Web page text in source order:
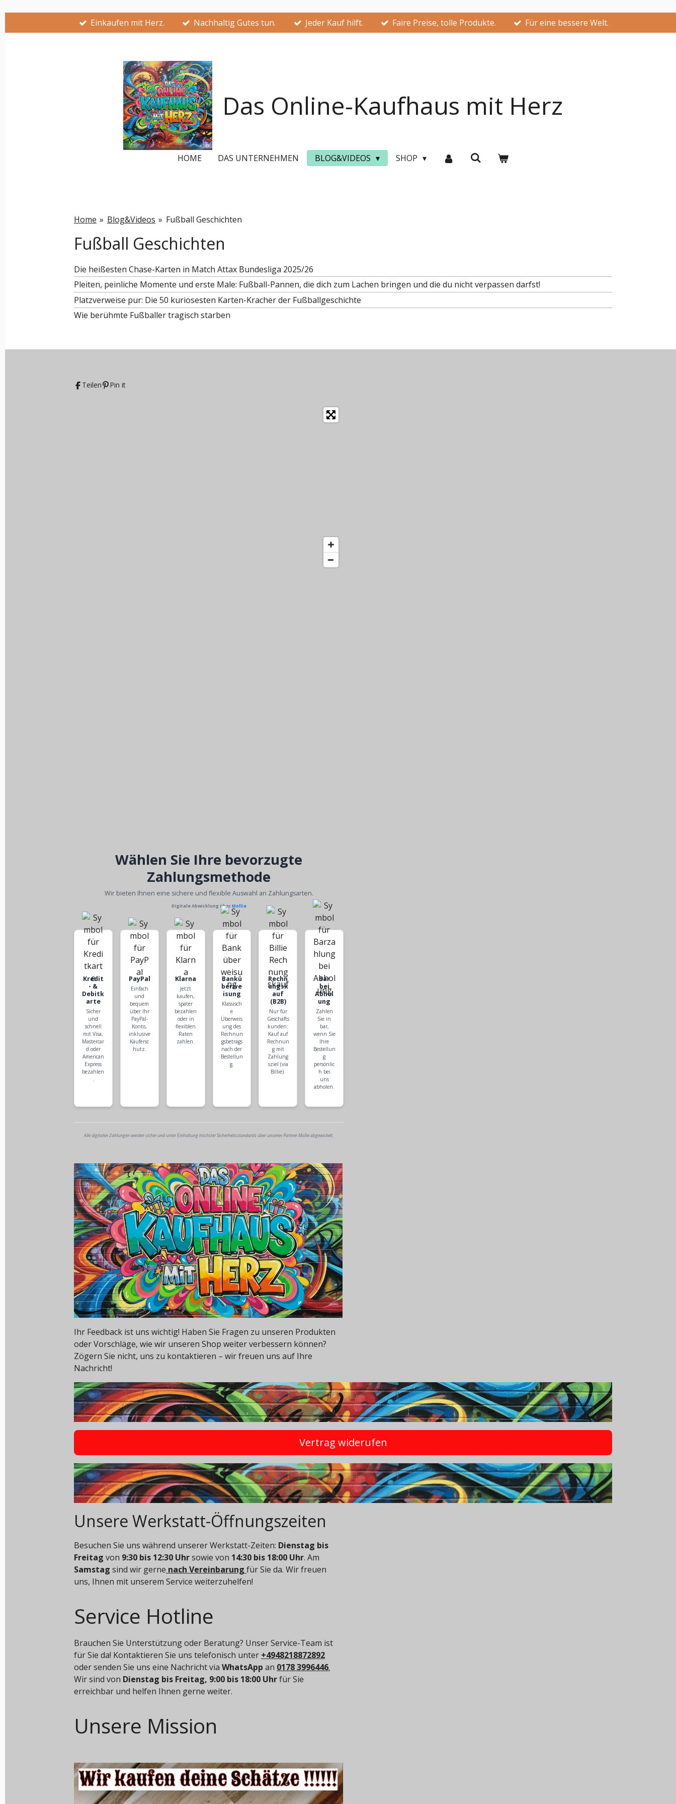
springen
Einkaufen mit Herz. Nachhaltig Gutes tun. Jeder Kauf hilft. Faire Preise, tolle Produkte. Für eine bessere Welt.
Das Online-Kaufhaus mit Herz
HOME DAS UNTERNEHMEN BLOG&VIDEOS SHOP
Home » Blog&Videos » Fußball Geschichten
Fußball Geschichten
Die heißesten Chase-Karten in Match Attax Bundesliga 2025/26
Pleiten, peinliche Momente und erste Male: Fußball-Pannen, die dich zum Lachen bringen und die du nicht verpassen darfst!
Platzverweise pur: Die 50 kuriosesten Karten-Kracher der Fußballgeschichte
Wie berühmte Fußballer tragisch starben
Teilen Pin it
Wählen Sie Ihre bevorzugte
Zahlungsmethode
Wir bieten Ihnen eine sichere und flexible Auswahl an Zahlungsarten.
Digitale Abwicklung überMollie
Kredit
- &
Debitk
arte
Sicher
und
schnell
mit Visa,
Mastercar
d oder
American
Express
bezahlen
.
PayPal
Einfach
und
bequem
über Ihr
PayPal-
Konto,
inklusive
Käufersc
hutz.
Klarna
Jetzt
kaufen,
später
bezahlen
oder in
flexiblen
Raten
zahlen.
Bankü
berwe
isung
Klassisch
e
Überweis
ung des
Rechnun
gsbetrags
nach der
Bestellun
g.
Rechn
ungsk
auf
(B2B)
Nur für
Geschäfts
kunden:
Kauf auf
Rechnun
g mit
Zahlung
sziel (via
Billie).
Bar
bei
Abhol
ung
Zahlen
Sie in
bar,
wenn Sie
Ihre
Bestellun
g
persönlic
h bei
uns
abholen.
Alle digitalen Zahlungen werden sicher und unter Einhaltung höchster Sicherheitsstandards über unseren Partner Mollie abgewickelt.
Ihr Feedback ist uns wichtig! Haben Sie Fragen zu unseren Produkten
oder Vorschläge, wie wir unseren Shop weiter verbessern können?
Zögern Sie nicht, uns zu kontaktieren – wir freuen uns auf Ihre
Nachricht!
Vertrag widerufen
Unsere Werkstatt-Öffnungszeiten
Besuchen Sie uns während unserer Werkstatt-Zeiten: Dienstag bis
Freitag von 9:30 bis 12:30 Uhrsowie von 14:30 bis 18:00 Uhr. Am
Samstag sind wir gerne nach Vereinbarung für Sie da. Wir freuen
uns, Ihnen mit unserem Service weiterzuhelfen!
Service Hotline
Brauchen Sie Unterstützung oder Beratung? Unser Service-Team ist
für Sie da! Kontaktieren Sie uns telefonisch unter +4948218872892
oder senden Sie uns eine Nachricht via WhatsApp an 0178 3996446.
Wir sind von Dienstag bis Freitag, 9:00 bis 18:00 Uhrfür Sie
erreichbar und helfen Ihnen gerne weiter.
Unsere Mission